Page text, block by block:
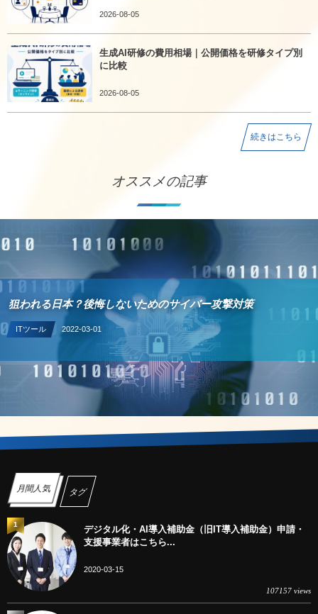
2026-08-05
生成AI研修の費用相場｜公開価格を研修タイプ別
に比較
2026-08-05
続きはこちら
オススメの記事
狙われる日本？後悔しないためのサイバー攻撃対策
ITツール 2022-03-01
月間人気 タグ
デジタル化・AI導入補助金（旧IT導入補助金）申請・
支援事業者はこちら...
2020-03-15
107157 views
1